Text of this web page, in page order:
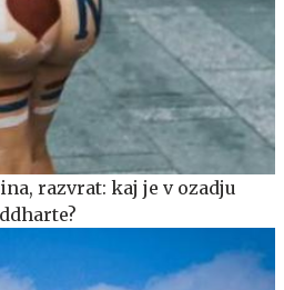
razvrat: kaj je v ozadju